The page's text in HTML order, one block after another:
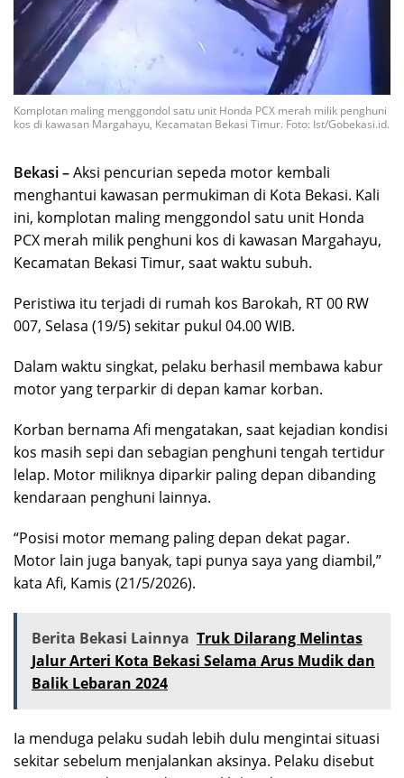
Komplotan maling menggondol satu unit Honda PCX merah milik penghuni
kos di kawasan Margahayu, Kecamatan Bekasi Timur. Foto: Ist/Gobekasi.id.
Bekasi –Aksi pencurian sepeda motor kembali
menghantui kawasan permukiman di Kota Bekasi. Kali
ini, komplotan maling menggondol satu unit Honda
PCX merah milik penghuni kos di kawasan Margahayu,
Kecamatan Bekasi Timur, saat waktu subuh.
Peristiwa itu terjadi di rumah kos Barokah, RT 00 RW
007, Selasa (19/5) sekitar pukul 04.00 WIB.
Dalam waktu singkat, pelaku berhasil membawa kabur
motor yang terparkir di depan kamar korban.
Korban bernama Afi mengatakan, saat kejadian kondisi
kos masih sepi dan sebagian penghuni tengah tertidur
lelap. Motor miliknya diparkir paling depan dibanding
kendaraan penghuni lainnya.
“Posisi motor memang paling depan dekat pagar.
Motor lain juga banyak, tapi punya saya yang diambil,”
kata Afi, Kamis (21/5/2026).
Berita Bekasi Lainnya Truk Dilarang Melintas
Jalur Arteri Kota Bekasi Selama Arus Mudik dan
Balik Lebaran 2024
Ia menduga pelaku sudah lebih dulu mengintai situasi
sekitar sebelum menjalankan aksinya. Pelaku disebut